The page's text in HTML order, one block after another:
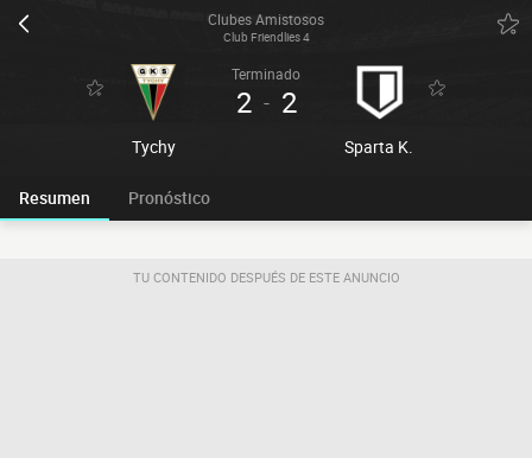
Clubes Amistosos
Club Friendlies 4
Tychy
Terminado
2 - 2
Sparta K.
Resumen Pronóstico
TU CONTENIDO DESPUÉS DE ESTE ANUNCIO